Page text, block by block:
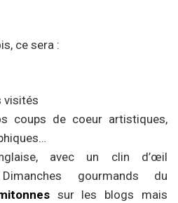
ce sera :
visités
coups de coeur artistiques,
avec un clin d’œil
gourmands du
sur les blogs mais